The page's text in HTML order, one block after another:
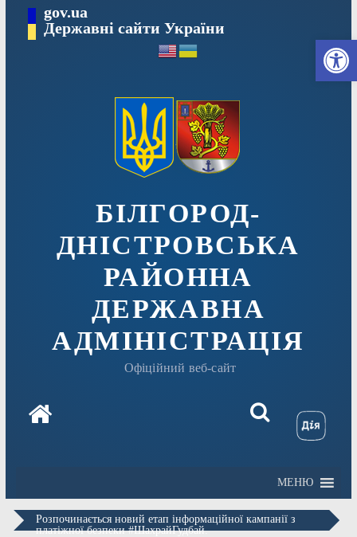
вмісту
gov.ua
Державні сайти України
БІЛГОРОД-
ДНІСТРОВСЬКА
РАЙОННА
ДЕРЖАВНА
АДМІНІСТРАЦІЯ
Офіційний веб-сайт
МЕНЮ
Розпочинається новий етап інформаційної кампанії з
платіжної безпеки #ШахрайГудбай.